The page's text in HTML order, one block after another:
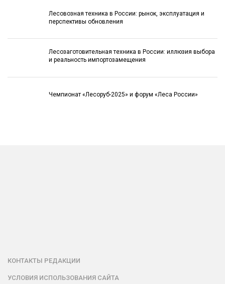
Лесовозная техника в России: рынок, эксплуатация и
перспективы обновления
Лесозаготовительная техника в России: иллюзия выбора
и реальность импортозамещения
Чемпионат «Лесоруб-2025» и форум «Леса России»
КОНТАКТЫ РЕДАКЦИИ
УСЛОВИЯ ИСПОЛЬЗОВАНИЯ САЙТА